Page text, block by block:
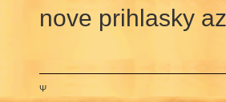
nove prihlasky
Ψ